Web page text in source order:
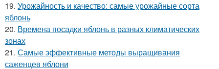
19. Урожайность и качество: самые урожайные сорта
яблонь
20. Времена посадки яблонь в разных климатических
зонах
21. Самые эффективные методы выращивания
саженцев яблони